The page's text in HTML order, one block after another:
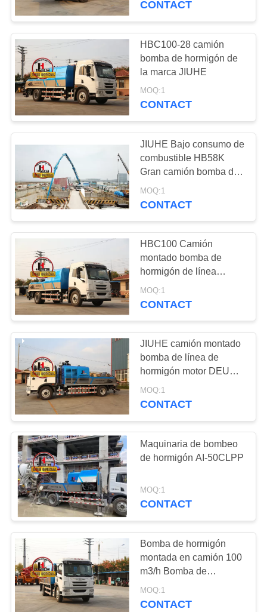
CONTACT
HBC100-28 camión
bomba de hormigón de
la marca JIUHE
MOQ:1
CONTACT
JIUHE Bajo consumo de
combustible HB58K
Gran camión bomba de
hormigón 58m camión
montado bomba de
MOQ:1
CONTACT
HBC100 Camión
montado bomba de
hormigón de línea
bombas de hormigón
para la venta
MOQ:1
CONTACT
JIUHE camión montado
bomba de línea de
hormigón motor DEUTZ
maquinaria de bomba
de hormigón
MOQ:1
CONTACT
Maquinaria de bombeo
de hormigón AI-50CLPP
MOQ:1
CONTACT
Bomba de hormigón
montada en camión 100
m3/h Bomba de
hormigón diesel Bomba
de hormigón diesel
MOQ:1
CONTACT